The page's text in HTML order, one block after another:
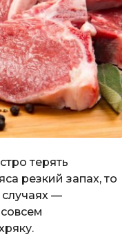
терять
резкий запах, то
случаях —